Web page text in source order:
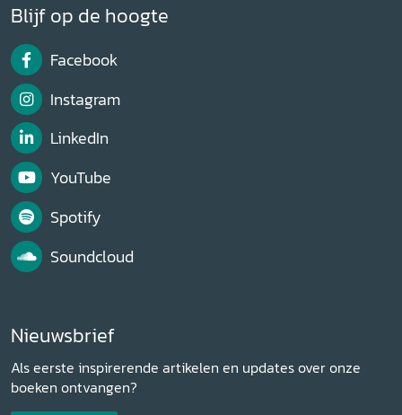
Blijf op de hoogte
Facebook
Instagram
LinkedIn
YouTube
Spotify
Soundcloud
Nieuwsbrief
Als eerste inspirerende artikelen en updates over onze
boeken ontvangen?